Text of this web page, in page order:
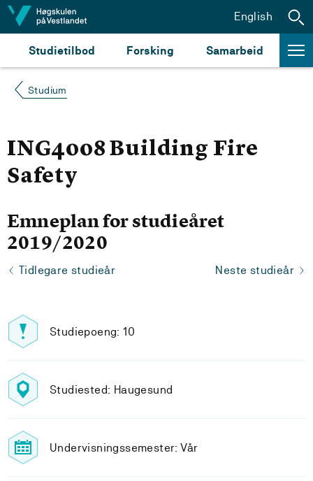
Hopp til innhald
Studietilbod Forsking Samarbeid
English
Studium
ING4008 Building Fire
Safety
Emneplan for studieåret
2019/2020
Tidlegare studieår Neste studieår
Studiepoeng: 10
Studiested: Haugesund
Undervisningssemester: Vår